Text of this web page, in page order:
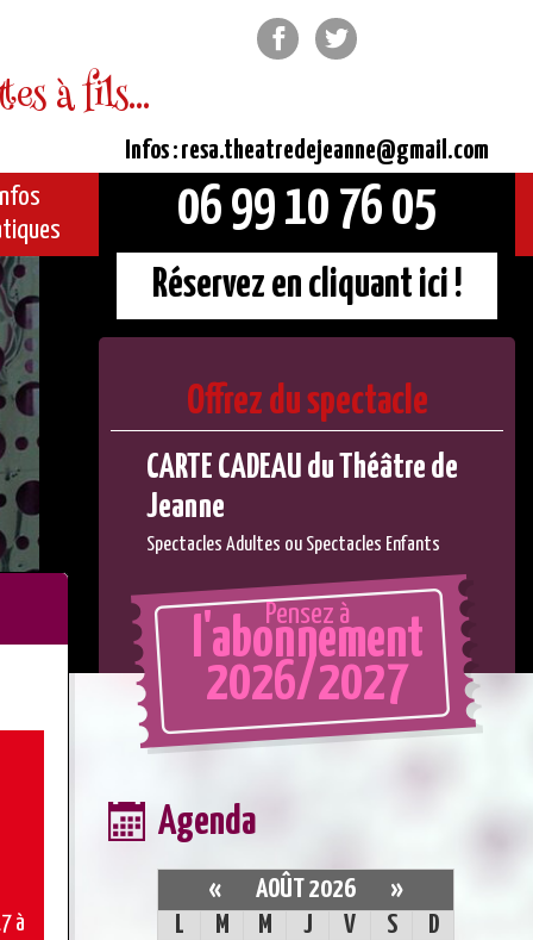
à fils...
FacebookTwitter
Infos : resa.theatredejeanne@gmail.com
06 99 10 76 05
Réservez en cliquant ici !
Offrez du spectacle
CARTE CADEAU du Théâtre de
Jeanne
Spectacles Adultes ou Spectacles Enfants
à
Pensez à
l'abonnement
2026/2027
Agenda
« AOÛT 2026
»
L
M M J V S
D